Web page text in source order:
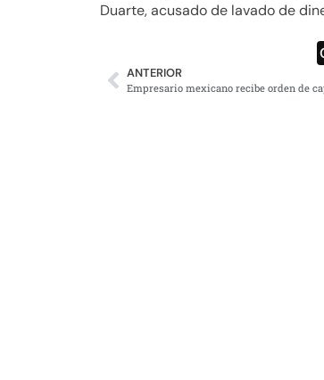
Duarte, acusado de lavado de
ANTERIOR